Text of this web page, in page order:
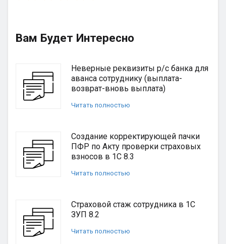
Вам Будет Интересно
Неверные реквизиты р/с банка для
аванса сотруднику (выплата-
возврат-вновь выплата)
Читать полностью
Создание корректирующей пачки
ПФР по Акту проверки страховых
взносов в 1С 8.3
Читать полностью
Страховой стаж сотрудника в 1С
ЗУП 8.2
Читать полностью